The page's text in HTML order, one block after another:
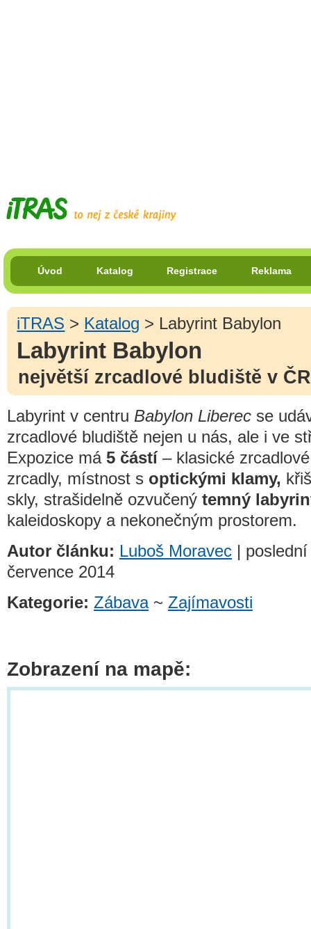
Úvod Katalog Registrace Reklama
iTRAS > Katalog > Labyrint Babylon
Labyrint Babylon
největší zrcadlové bludiště v ČR
Labyrint v centru Babylon Liberec se
zrcadlové bludiště nejen u nás, ale i ve
Expozice má 5 částí– klasické
zrcadly, místnost s optickými klamy,
skly, strašidelně ozvučený temný
kaleidoskopy a nekonečným prostorem.
Autor článku: Luboš Moravec |
července 2014
Kategorie: Zábava~ Zajímavosti
Zobrazení na mapě: